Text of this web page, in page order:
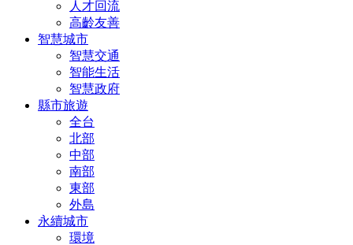
人才回流
高齡友善
智慧城市
智慧交通
智能生活
智慧政府
縣市旅遊
全台
北部
中部
南部
東部
外島
永續城市
環境